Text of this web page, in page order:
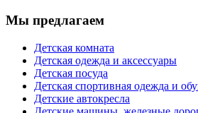
Мы предлагаем
Детская комната
Детская одежда и аксессуары
Детская посуда
Детская спортивная одежда и
Детские автокресла